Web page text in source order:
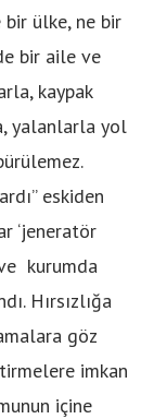
bir ülke, ne bir
bir aile ve
kaypak
yalanlarla yol
eskiden
‘jeneratör
kurumda
Hırsızlığa
göz
imkan
içine